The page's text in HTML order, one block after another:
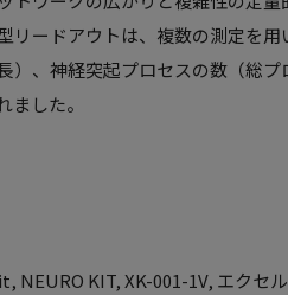
リードアウトは、複数の測定を
）、神経突起プロセスの数（総
した。
KIT, XK-001-1V, エクセル